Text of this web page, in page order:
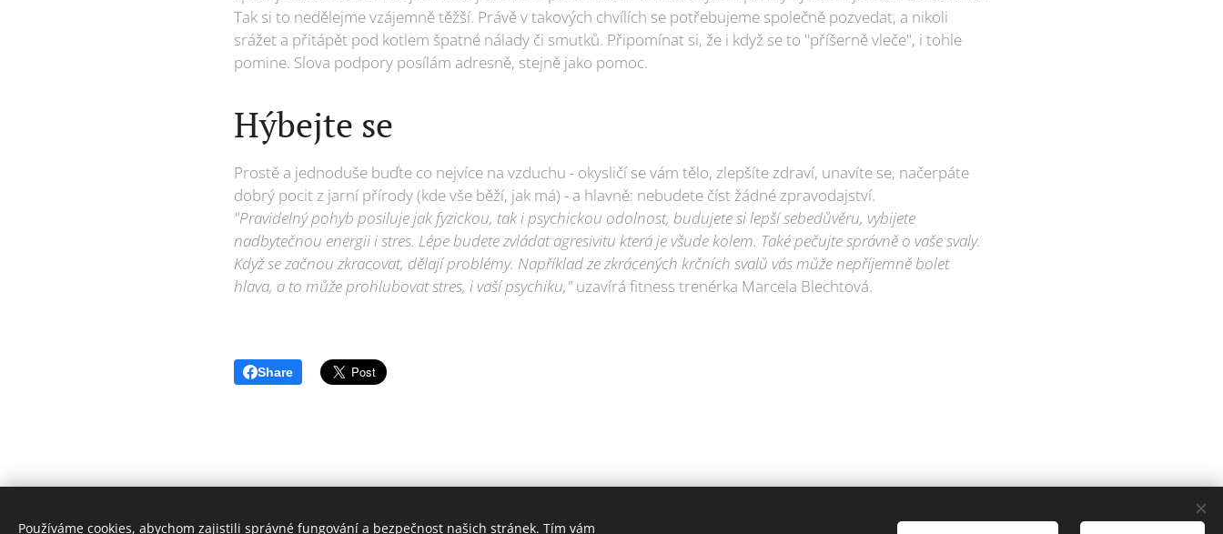
Tak si to nedělejme vzájemně těžší. Právě v takových chvílích se potřebujeme společně pozvedat, a nikoli
srážet a přitápět pod kotlem špatné nálady či smutků. Připomínat si, že i když se to "příšerně vleče", i tohle
pomine. Slova podpory posílám adresně, stejně jako pomoc.
Hýbejte se
Prostě a jednoduše buďte co nejvíce na vzduchu - okysličí se vám tělo, zlepšíte zdraví, unavíte se, načerpáte
dobrý pocit z jarní přírody (kde vše běží, jak má) - a hlavně: nebudete číst žádné zpravodajství.
"Pravidelný pohyb posiluje jak fyzickou, tak i psychickou odolnost, budujete si lepší sebedůvěru, vybijete
nadbytečnou energii i stres. Lépe budete zvládat agresivitu která je všude kolem. Také pečujte správně o vaše svaly.
Když se začnou zkracovat, dělají problémy. Například ze zkrácených krčních svalů vás může nepříjemně bolet
hlava, a to může prohlubovat stres, i vaší psychiku," uzavírá fitness trenérka Marcela Blechtová.
Share
Používáme cookies, abychom zajistili správné fungování a bezpečnost našich stránek. Tím vám